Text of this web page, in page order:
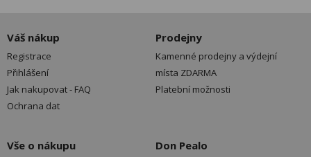
Váš nákup
Registrace
Přihlášení
Jak nakupovat - FAQ
Ochrana dat
Prodejny
Kamenné prodejny a výdejní
místa ZDARMA
Platební možnosti
Vše o nákupu Don Pealo